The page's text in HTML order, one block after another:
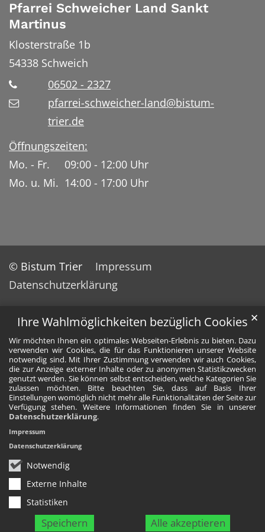
Ihre Wahlmöglichkeiten bezüglich Cookies
Wir möchten Ihnen ein optimales Webseiten-Erlebnis zu bieten. Dazu
verwenden wir Cookies, die für das Funktionieren unserer Website
notwendig sind. Mit Ihrer Zustimmung verwenden wir auch Cookies,
die zur Anzeige externer Inhalte oder zu anonymen Statistikzwecken
genutzt werden. Sie können selbst entscheiden, welche Kategorien Sie
zulassen möchten. Bitte beachten Sie, dass auf Basis Ihrer
Einstellungen womöglich nicht mehr alle Funktionalitäten der Seite zur
Verfügung stehen. Weitere Informationen finden Sie in unserer
Datenschutzerklärung.
Notwendig
Externe Inhalte
Statistiken
Speichern Alle akzeptieren
✕
Impressum
Datenschutzerklärung
Pfarrei Schweicher Land Sankt
Martinus
Klosterstraße 1b
54338 Schweich
06502 - 2327
pfarrei-schweicher-land@bistum-
trier.de
Öffnungszeiten:
Mo. - Fr. 09:00 - 12:00 Uhr
Mo. u. Mi. 14:00 - 17:00 Uhr
© Bistum Trier
Impressum
Datenschutzerklärung